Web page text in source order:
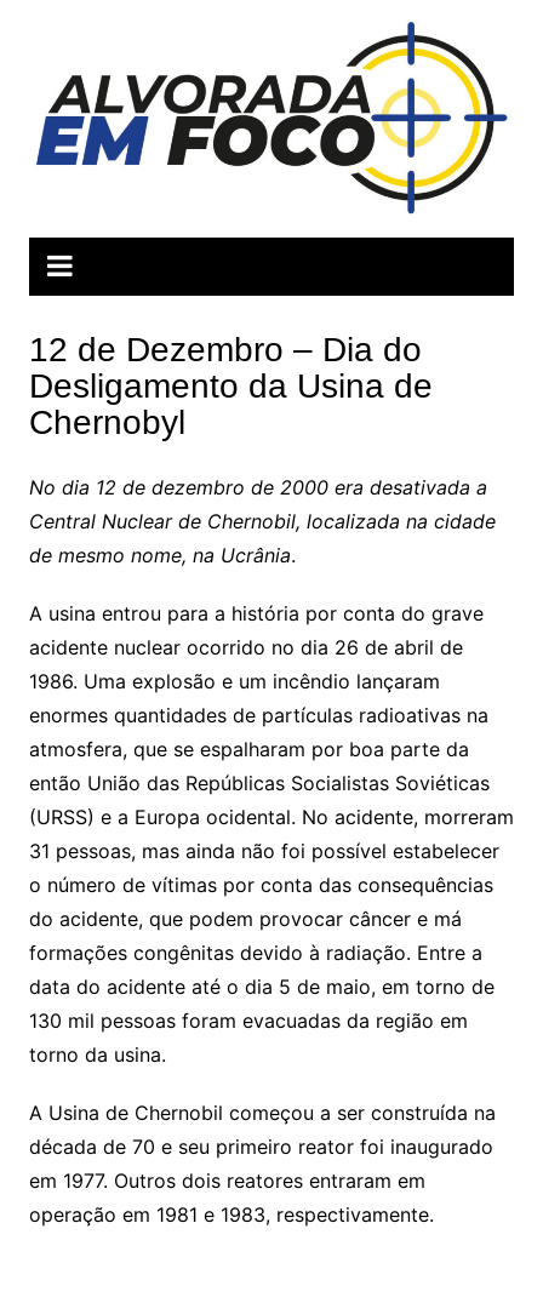
conteúdo
12 de Dezembro – Dia do
Desligamento da Usina de
Chernobyl
No dia 12 de dezembro de 2000 era desativada a
Central Nuclear de Chernobil, localizada na cidade
de mesmo nome, na Ucrânia.
A usina entrou para a história por conta do grave
acidente nuclear ocorrido no dia 26 de abril de
1986. Uma explosão e um incêndio lançaram
enormes quantidades de partículas radioativas na
atmosfera, que se espalharam por boa parte da
então União das Repúblicas Socialistas Soviéticas
(URSS) e a Europa ocidental. No acidente, morreram
31 pessoas, mas ainda não foi possível estabelecer
o número de vítimas por conta das consequências
do acidente, que podem provocar câncer e má
formações congênitas devido à radiação. Entre a
data do acidente até o dia 5 de maio, em torno de
130 mil pessoas foram evacuadas da região em
torno da usina.
A Usina de Chernobil começou a ser construída na
década de 70 e seu primeiro reator foi inaugurado
em 1977. Outros dois reatores entraram em
operação em 1981 e 1983, respectivamente.